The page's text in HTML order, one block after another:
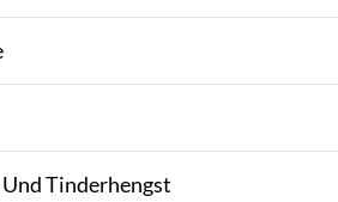
Tinderhengst